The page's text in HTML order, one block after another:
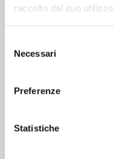
raccolto dal suo
delNecessari
Preferenze
Statistiche
DETECTIVE